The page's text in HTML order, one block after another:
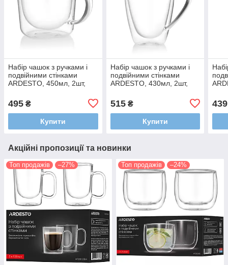
Набір чашок з ручками і
подвійними стінками
ARDESTO, 450мл, 2шт,
прозорий AR2645BH
495 ₴
Купити
Набір чашок з ручками і
подвійними стінками
ARDESTO, 430мл, 2шт,
прозорий AR2643BH
515₴
Купити
439
Акційні пропозиції та новинки
Топ продажів –27% Топ продажів –24%